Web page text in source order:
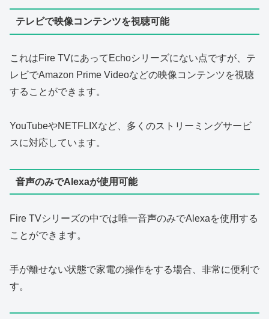
テレビで映像コンテンツを視聴可能
これはFire TVにあってEchoシリーズにない点ですが、テ
レビでAmazon Prime Videoなどの映像コンテンツを視聴
することができます。
YouTubeやNETFLIXなど、多くのストリーミングサービ
スに対応しています。
音声のみでAlexaが使用可能
Fire TVシリーズの中では唯一音声のみでAlexaを使用する
ことができます。
手が離せない状態で家電の操作をする場合、非常に便利で
す。